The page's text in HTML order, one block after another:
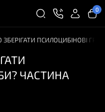
0
ПСИЛОЦИБІНОВІ
ЧАСТИНА